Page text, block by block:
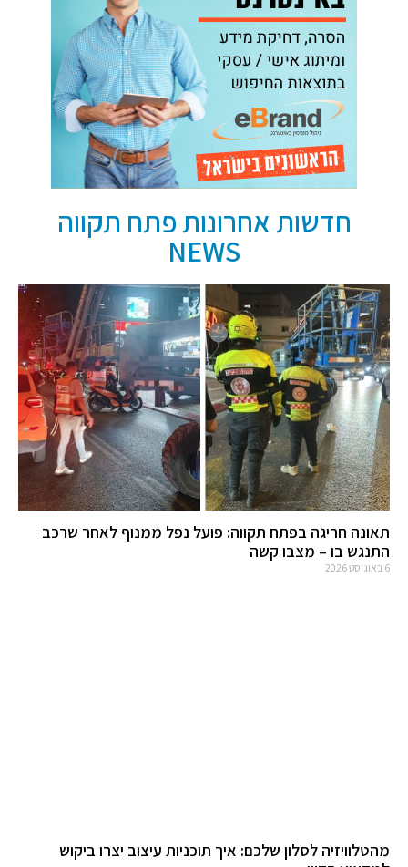
חדשות אחרונות פתח תקווה
NEWS
תאונה חריגה בפתח תקווה: פועל נפל ממנוף לאחר שרכב
התנגש בו – מצבו קשה
6 באוגוסט 2026
מהטלוויזיה לסלון שלכם: איך תוכניות עיצוב יצרו ביקוש